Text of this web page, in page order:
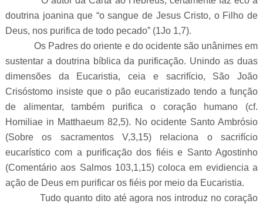
doutrina joanina que “o sangue de Jesus Cristo, o Filho de
Deus, nos purifica de todo pecado” (1Jo 1,7).
Os Padres do oriente e do ocidente são unânimes em
sustentar a doutrina bíblica da purificação. Unindo as duas
dimensões da Eucaristia, ceia e sacrifício, São João
Crisóstomo insiste que o pão eucaristizado tendo a função
de alimentar, também purifica o coração humano (cf.
Homiliae in Matthaeum 82,5). No ocidente Santo Ambrósio
(Sobre os sacramentos V,3,15) relaciona o sacrifício
eucarístico com a purificação dos fiéis e Santo Agostinho
(Comentário aos Salmos 103,1,15) coloca em evidiencia a
ação de Deus em purificar os fiéis por meio da Eucaristia.
Tudo quanto dito até agora nos introduz no coração